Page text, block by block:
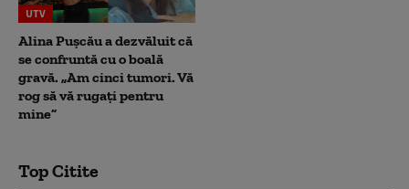
UTV
Alina Pușcău a dezvăluit că
se confruntă cu o boală
gravă. „Am cinci tumori. Vă
rog să vă rugați pentru
mine”
Top Citite